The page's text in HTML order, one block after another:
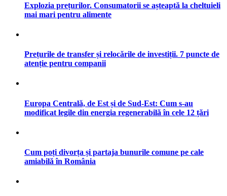
Explozia prețurilor. Consumatorii se așteaptă la cheltuieli
mai mari pentru alimente
Prețurile de transfer și relocările de investiții. 7 puncte de
atenție pentru companii
Europa Centrală, de Est și de Sud-Est: Cum s-au
modificat legile din energia regenerabilă în cele 12 țări
Cum poți divorța și partaja bunurile comune pe cale
amiabilă în România